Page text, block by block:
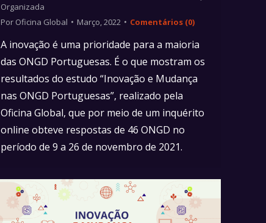
Organizada
Por Oficina Global Março, 2022 Comentários (0)
A inovação é uma prioridade para a maioria
das ONGD Portuguesas. É o que mostram os
resultados do estudo “Inovação e Mudança
nas ONGD Portuguesas”, realizado pela
Oficina Global, que por meio de um inquérito
online obteve respostas de 46 ONGD no
período de 9 a 26 de novembro de 2021.